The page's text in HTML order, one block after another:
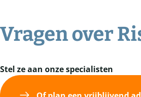
Vragen over
Stel ze aan onze specialisten